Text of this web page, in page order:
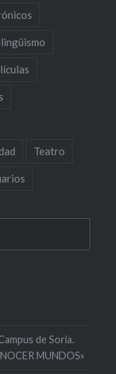
Teatro
de Soria.
MUNDOS»